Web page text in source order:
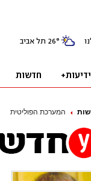
המערכת הפוליטית